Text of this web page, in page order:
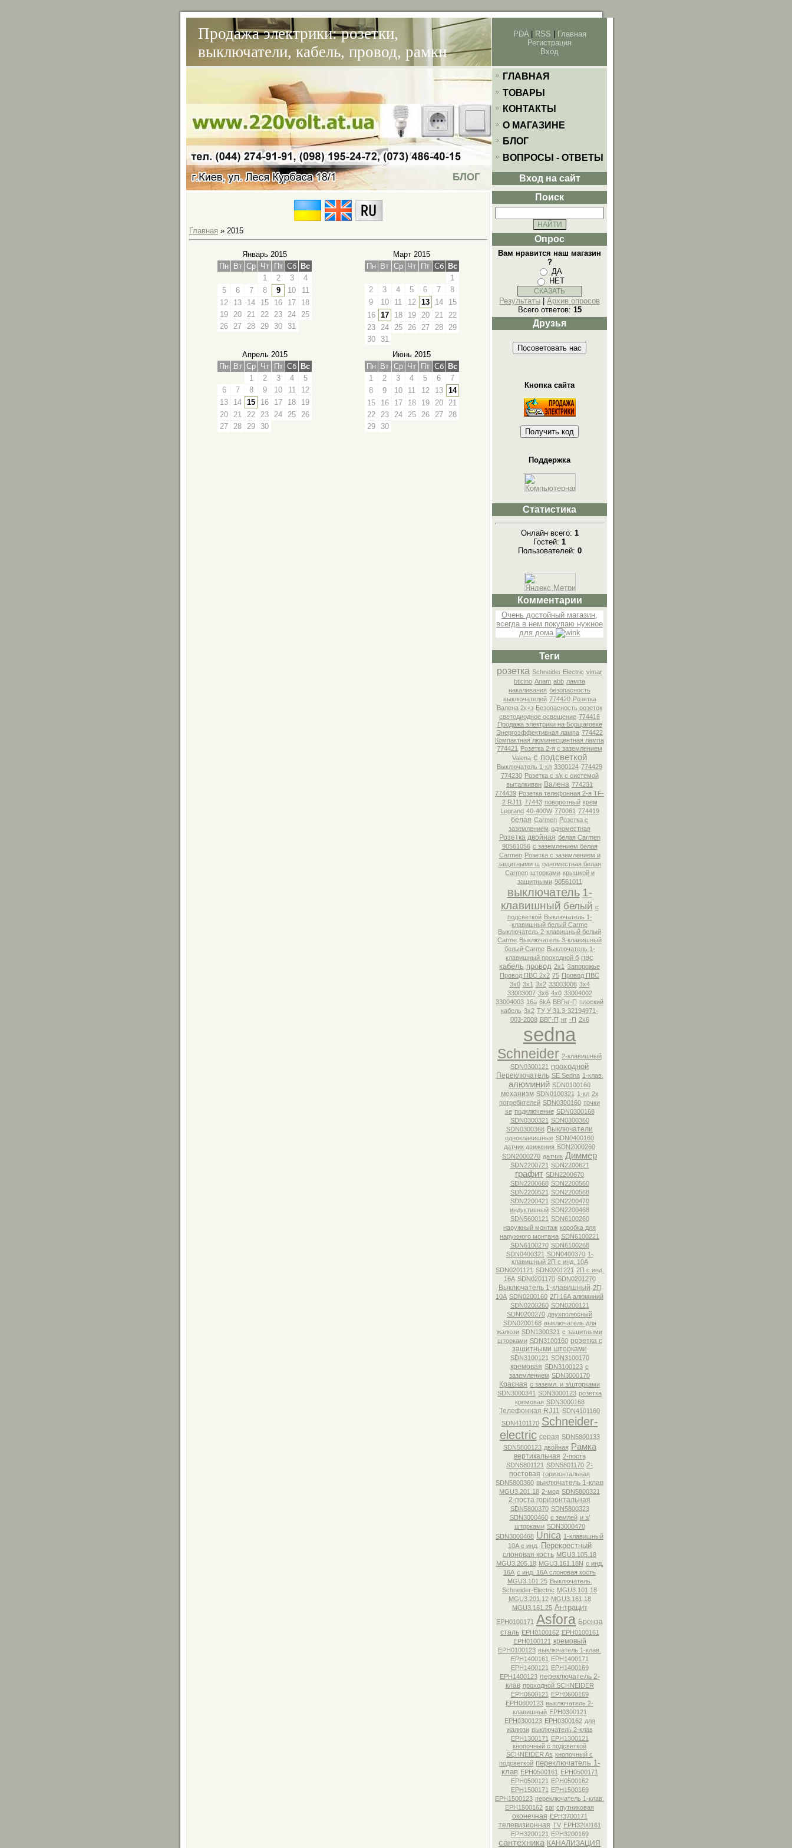
Продажа электрики: розетки,
выключатели, кабель, провод, рамки
PDA| RSS
Главная
Регистрация
Вход
БЛОГ
Главная » 2015
Январь 2015
Пн
Вт Ср Чт Пт Сб Вс
1
2 3
4
5
6 7 8 9 10
11
12
13 14 15 16 17
18
19 20 21 22 23 24 25
26 27 28 29 30 31
Март 2015
Пн
Вт Ср Чт Пт Сб
Вс
1
2
3 4 5 6 7
8
9
10 11 12 13 14
15
16
17 18 19 20 21
22
23
24 25 26 27 28
29
30
31
Апрель 2015
Пн
Вт Ср Чт Пт Сб Вс
1
2 3 4
5
6
7 8 9 10 11
12
13
14 15 16 17 18
19
20 21 22 23 24 25 26
27 28 29 30
Июнь 2015
Пн
Вт Ср Чт Пт Сб
Вс
1
2 3 4 5 6
7
8
9 10 11 12 13
14
15
16 17 18 19 20
21
22
23 24 25 26 27
28
29
30
ГЛАВНАЯ
ТОВАРЫ
КОНТАКТЫ
О МАГАЗИНЕ
БЛОГ
ВОПРОСЫ - ОТВЕТЫ
Вход на сайт
Поиск
Опрос
Вам нравится наш магазин
?
ДА
НЕТ
Результаты | Архив опросов
Всего ответов: 15
Друзья
Кнопка сайта
Поддержка
Статистика
Онлайн всего: 1
Гостей: 1
Пользователей: 0
Комментарии
Очень достойный магазин,
всегда в нем покупаю нужное
для дома
Теги
розетка Schneider Electric vimar
bticino Anam abb лампа
накаливания безопасность
выключателей 774420 Розетка
Валена 2к+з Безопасность розеток
светодиодное освещение 774416
Продажа электрики на Борщаговке
Энергоэффективная лампа 774422
Компактная люминесцентная лампа
774421
Розетка 2-я с заземлением
Valena с подсветкой
Выключатель 1-кл 3300124 774429
774230 Розетка с з/к с системой
выталкиван Валена 774231
774439 Розетка телефонная 2-я TF-
2 RJ11 77443 поворотный крем
Legrand 40-400W 770061 774419
белая Carmen Розетка с
заземлением одноместная
Розетка двойная белая Carmen
90561056 с заземлением белая
Carmen Розетка с заземлением и
защитными ш одноместная белая
Carmen шторками крышкой и
защитными 90561011
выключатель 1-
клавишный белый c
подсветкой Выключатель 1-
клавишный белый Carme
Выключатель 2-клавишный белый
Carme Выключатель 3-клавишный
белый Carme Выключатель 1-
клавишный проходной б пвс
кабель провод 2x1 Запорожье
Провод ПВС 2x2 75 Провод ПВС
3x0 3x1 3x2 33003006 3x4
33003007 3x6 4x0 33004002
33004003 16а 6kA ВВГнг-П плоский
кабель 3х2 ТУ У 31.3-32194971-
003-2008 ВВГ-П нг -П 2х6
sedna
Schneider 2-клавишный
SDN0300121
проходной
Переключатель SE Sedna 1-клав.
алюминий SDN0100160
механизм SDN0100321 1-кл 2х
потребителей SDN0300160 точки
se подключение SDN0300168
SDN0300321 SDN0300360
SDN0300368 Выключатели
одноклавишные SDN0400160
датчик движения SDN2000260
SDN2000270 датчик Диммер
SDN2200721 SDN2200621
графит SDN2200670
SDN2200668 SDN2200560
SDN2200521 SDN2200568
SDN2200421 SDN2200470
индуктивный SDN2200468
SDN5600121 SDN6100260
наружный монтаж коробка для
наружного монтажа SDN6100221
SDN6100270 SDN6100268
SDN0400321 SDN0400370 1-
клавишный 2П с инд. 10А
SDN0201121 SDN0201221 2П с инд.
16А SDN0201170 SDN0201270
Выключатель 1-клавишный 2П
10А SDN0200160 2П 16А алюминий
SDN0200260 SDN0200121
SDN0200270 двухполюсный
SDN0200168 выключатель для
жалюзи SDN1300321 с защитными
шторками SDN3100160 розетка с
защитными шторками
SDN3100121 SDN3100170
кремовая SDN3100123 с
заземлением SDN3000170
Красная с заземл. и з/шторками
SDN3000341 SDN3000123 розетка
кремовая SDN3000168
Телефонная RJ11 SDN4101160
SDN4101170 Schneider-
electric серая SDN5800133
SDN5800123 двойная Рамка
вертикальная 2-поста
SDN5801121 SDN5801170 2-
постовая горизонтальная
SDN5800360 выключатель 1-клав
MGU3.201.18 2-мод SDN5800321
2-поста горизонтальная
SDN5800370 SDN5800323
SDN3000460 с землей и з/
шторками SDN3000470
SDN3000468 Unica 1-клавишный
10А с инд.
Перекрестный
слоновая кость MGU3.105.18
MGU3.205.18 MGU3.161.18N с инд.
16А с инд. 16А слоновая кость
MGU3.101.25 Выключатель.
Schneider-Electric MGU3.101.18
MGU3.201.12 MGU3.161.18
MGU3.161.25 Антрацит
EPH0100171 Asfora Бронза
сталь EPH0100162 EPH0100161
EPH0100121
кремовый
EPH0100123 выключатель 1-клав.
EPH1400161
EPH1400171
EPH1400121
EPH1400169
EPH1400123 переключатель 2-
клав проходной SCHNEIDER
EPH0600121
EPH0600169
EPH0600123 выключатель 2-
клавишный EPH0300121
EPH0300123 EPH0300162 для
жалюзи выключатель 2-клав
EPH1300171
EPH1300121
кнопочный с подсветкой
SCHNEIDER As кнопочный с
подсветкой переключатель 1-
клав EPH0500161
EPH0500171
EPH0500121
EPH0500162
EPH1500171
EPH1500169
EPH1500123 переключатель 1-клав.
EPH1500162 sat спутниковая
оконечная EPH3700171
телевизионная TV EPH3200161
EPH3200121
EPH3200169
сантехника КАНАЛИЗАЦИЯ